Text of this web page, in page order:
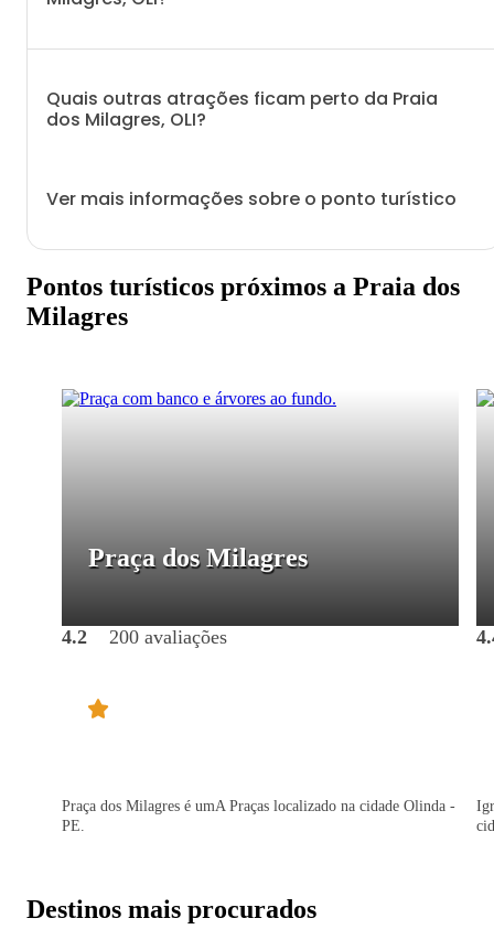
Quais outras atrações ficam perto da Praia
dos Milagres, OLI?
Ver mais informações sobre o ponto turístico
Pontos turísticos próximos a Praia dos
Milagres
Praça dos Milagres
4.2 200 avaliações
Praça dos Milagres é umA Praças localizado na cidade Olinda -
PE.
Destinos mais procurados